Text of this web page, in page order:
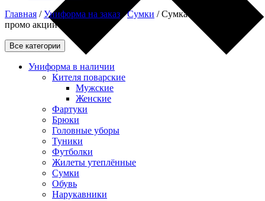
Главная /Униформа на заказ /Сумки /Сумка без крышки для
промо акций
Все категории
Униформа в наличии
Кителя поварские
Мужские
Женские
Фартуки
Брюки
Головные уборы
Туники
Футболки
Жилеты утеплённые
Сумки
Обувь
Нарукавники